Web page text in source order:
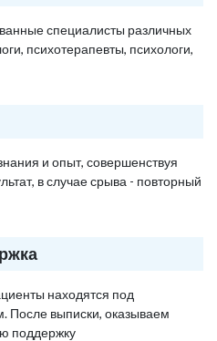
специалисты различных
психотерапевты, психологи,
и опыт, совершенствуя
в случае срыва - повторный
находятся под
После выписки, оказываем
поддержку